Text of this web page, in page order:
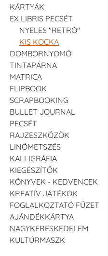
KÁRTYÁK
EX LIBRIS PECSÉT
NYELES "RETRÓ"
KIS KOCKA
DOMBORNYOMÓ
TINTAPÁRNA
MATRICA
FLIPBOOK
SCRAPBOOKING
BULLET JOURNAL
PECSÉT
RAJZESZKÖZÖK
LINÓMETSZÉS
KALLIGRÁFIA
KIEGÉSZÍTŐK
KÖNYVEK - KEDVENCEK
KREATÍV JÁTÉKOK
FOGLALKOZTATÓ FÜZET
AJÁNDÉKKÁRTYA
NAGYKERESKEDELEM
KULTÚRMASZK